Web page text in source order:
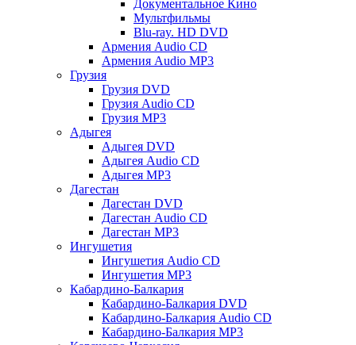
Документальное Кино
Мультфильмы
Blu-ray. HD DVD
Армения Audio CD
Армения Audio MP3
Грузия
Грузия DVD
Грузия Audio CD
Грузия MP3
Адыгея
Адыгея DVD
Адыгея Audio CD
Адыгея MP3
Дагестан
Дагестан DVD
Дагестан Audio CD
Дагестан MP3
Ингушетия
Ингушетия Audio CD
Ингушетия MP3
Кабардино-Балкария
Кабардино-Балкария DVD
Кабардино-Балкария Audio CD
Кабардино-Балкария MP3